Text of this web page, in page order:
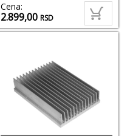
Cena:
2.899,00RSD